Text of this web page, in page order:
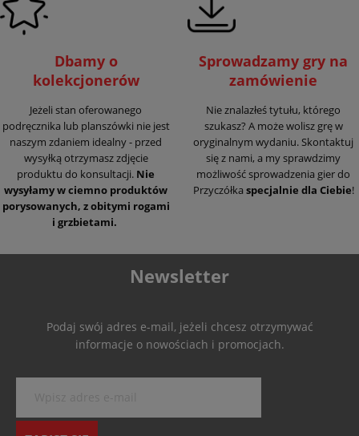
Dbamy o
kolekcjonerów
Jeżeli stan oferowanego
podręcznika lub planszówki nie jest
naszym zdaniem idealny - przed
wysyłką otrzymasz zdjęcie
produktu do konsultacji. Nie
wysyłamy w ciemno produktów
porysowanych, z obitymi rogami
i grzbietami.
Sprowadzamy gry na
zamówienie
Nie znalazłeś tytułu, którego
szukasz? A może wolisz grę w
oryginalnym wydaniu. Skontaktuj
się z nami, a my sprawdzimy
możliwość sprowadzenia gier do
Przyczółka specjalnie dla Ciebie!
Newsletter
Podaj swój adres e-mail, jeżeli chcesz otrzymywać
informacje o nowościach i promocjach.